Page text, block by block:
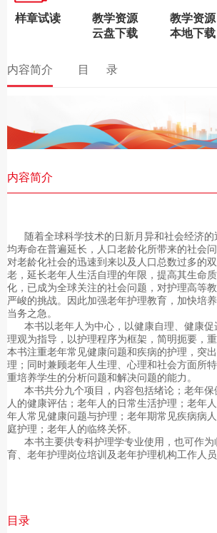
样章试读
教学资源
云盘下载
教学资源
本地下载
内容简介 目 录
内容简介
随着全球科学技术的日新月异和社会经济的
均寿命在普遍延长，人口老龄化所带来的社会
对老龄化社会的迅速到来以及人口总数过多的
老，延长老年人生活自理的年限，提高其生命
化，已成为全球关注的社会问题，对护理高等
严峻的挑战。因此加强老年护理教育，加快培
当务之急。
本书以老年人为中心，以健康自理、健康
理观为指导，以护理程序为框架，简明扼要，重
本书注重老年常见健康问题和疾病的护理，突
理；同时兼顾老年人生理、心理和社会方面所
重培养学生的分析问题和解决问题的能力。
本书共分九个项目，内容包括绪论；老年
人的健康评估；老年人的日常生活护理；老年
年人常见健康问题与护理；老年期常见疾病病
庭护理；老年人的临终关怀。
本书主要供专科护理学专业使用，也可作
育、老年护理岗位培训及老年护理机构工作人员
目录